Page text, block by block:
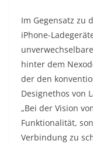
Im Gegensatz zu
iPhone-
hinter dem
der den
Designethos von
„Bei der Vision
Funktionalität,
Verbindung zu